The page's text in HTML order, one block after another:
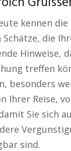
kennen
die
Hinweise,
treffen
besonders
Ihrer Reise,
Sie sich
sind.